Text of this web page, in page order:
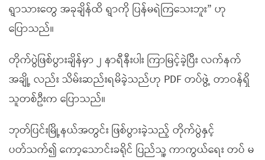
ရွာသားတွေ အခုချိန်ထိ ရွာကို ပြန်မရဲကြသေးဘူး” ဟု
ပြောသည်။
တိုက်ပွဲဖြစ်ပွားချိန်မှာ ၂ နာရီနီးပါး ကြာမြင့်ခဲ့ပြီး လက်နက်
အချို့ လည်း သိမ်းဆည်းရမိခဲ့သည်ဟု PDF တပ်ဖွဲ့ တာဝန်ရှိ
သူတစ်ဦးက ပြောသည်။
ဘုတ်ပြင်းမြို့နယ်အတွင်း ဖြစ်ပွားခဲ့သည့် တိုက်ပွဲနှင့်
ပတ်သက်၍ ကော့သောင်းခရိုင် ပြည်သူ့ ကာကွယ်ရေး တပ် မ